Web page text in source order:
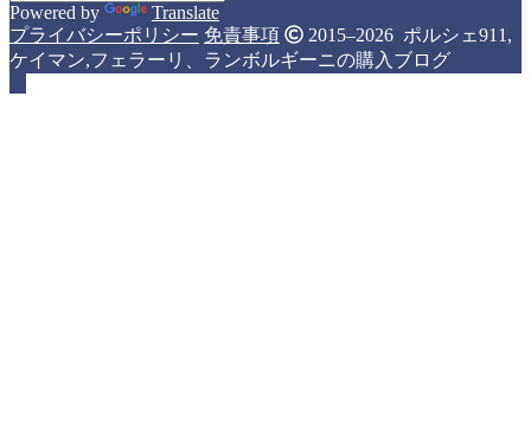
Powered by
Translate
プライバシーポリシー 免責事項
2015–2026 ポルシェ911,
ケイマン,フェラーリ、ランボルギーニの購入ブログ